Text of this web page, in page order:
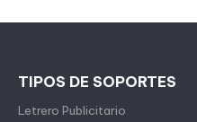
TIPOS DE SOPORTES
Letrero Publicitario